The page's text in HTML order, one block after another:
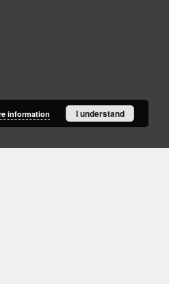
information I understand